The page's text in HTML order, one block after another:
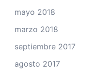
mayo 2018
marzo 2018
septiembre 2017
agosto 2017